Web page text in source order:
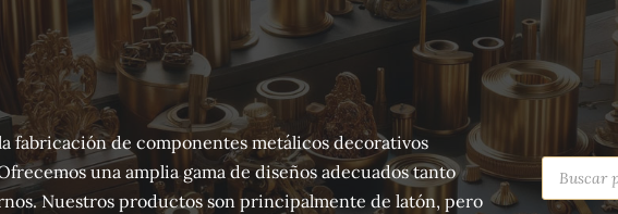
fabricación de componentes metálicos decorativos
una amplia gama de diseños adecuados tanto
Nuestros productos son principalmente de latón, pero
de